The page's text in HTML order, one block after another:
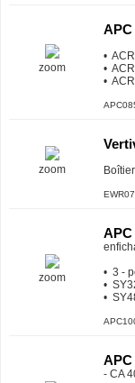
zoom
APC
•
•
•
zoom
zoom
APC
• 3 -
•
•
APC
- CA